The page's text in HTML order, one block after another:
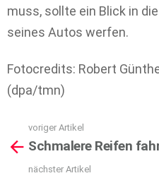
muss, sollte ein Blick in
seines Autos werfen.
Fotocredits: Robert
(dpa/tmn)
more
voriger Artikel
Schmalere Reifen
nächster Artikel